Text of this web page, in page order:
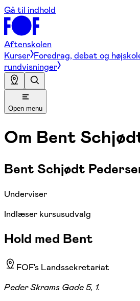
Gå til indhold
Aftenskolen
Kurser Foredrag, debat og
rundvisninger
Open menu
Om Bent
Bent Schjødt
Underviser
Indlæser kursusudvalg
Hold med Bent
FOF's Landssekretariat
Peder Skrams Gade 5, 1.